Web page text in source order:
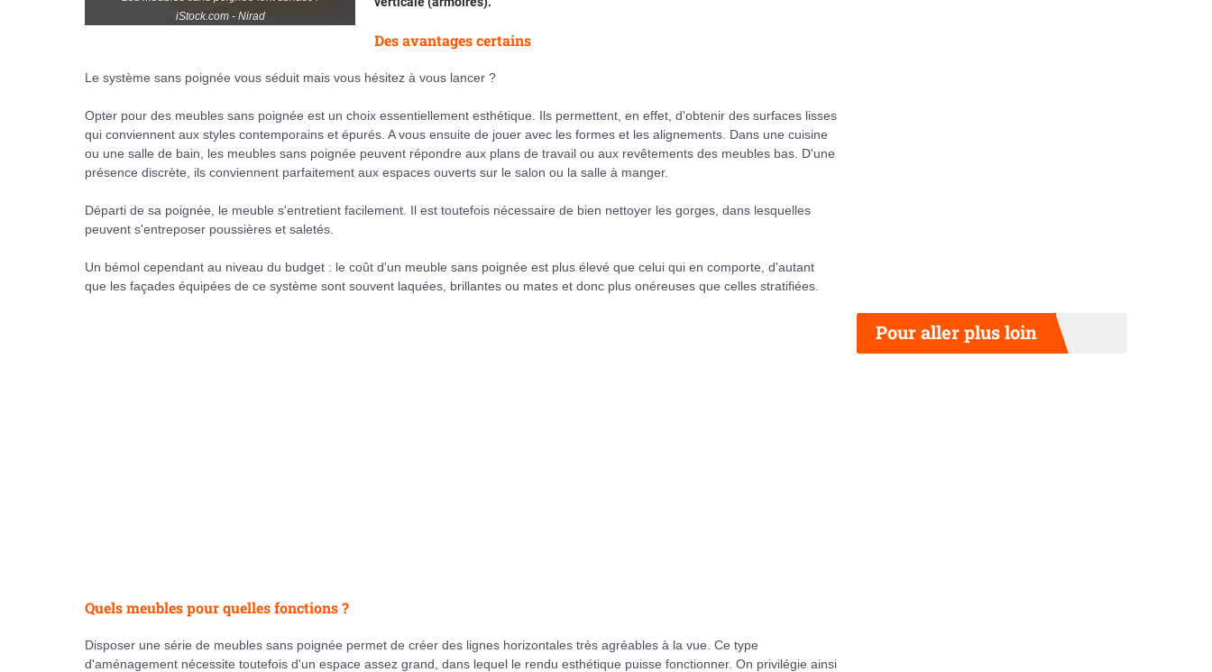
iStock.com - Nirad
Des avantages certains
Le système sans poignée vous séduit mais vous hésitez à vous lancer ?
Opter pour des meubles sans poignée est un choix essentiellement esthétique. Ils permettent, en effet, d'obtenir des surfaces lisses
qui conviennent aux styles contemporains et épurés. A vous ensuite de jouer avec les formes et les alignements. Dans une cuisine
ou une salle de bain, les meubles sans poignée peuvent répondre aux plans de travail ou aux revêtements des meubles bas. D'une
présence discrète, ils conviennent parfaitement aux espaces ouverts sur le salon ou la salle à manger.
Départi de sa poignée, le meuble s'entretient facilement. Il est toutefois nécessaire de bien nettoyer les gorges, dans lesquelles
peuvent s'entreposer poussières et saletés.
Un bémol cependant au niveau du budget : le coût d'un meuble sans poignée est plus élevé que celui qui en comporte, d'autant
que les façades équipées de ce système sont souvent laquées, brillantes ou mates et donc plus onéreuses que celles stratifiées.
Quels meubles pour quelles fonctions ?
Disposer une série de meubles sans poignée permet de créer des lignes horizontales très agréables à la vue. Ce type
d'aménagement nécessite toutefois d'un espace assez grand, dans lequel le rendu esthétique puisse fonctionner. On privilégie ainsi
Pour aller plus loin